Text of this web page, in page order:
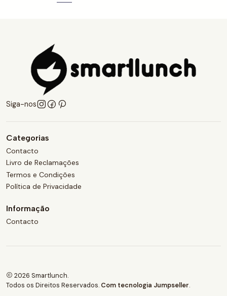
Siga-nos
Categorias
Contacto
Livro de Reclamações
Termos e Condições
Política de Privacidade
Informação
Contacto
2026 Smartlunch.
Todos os Direitos Reservados. Com tecnologia Jumpseller.